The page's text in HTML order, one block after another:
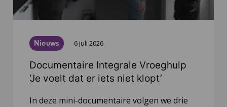
Nieuws 6 juli 2026
Documentaire Integrale Vroeghulp
‘Je voelt dat er iets niet klopt’
In deze mini-documentaire volgen we drie